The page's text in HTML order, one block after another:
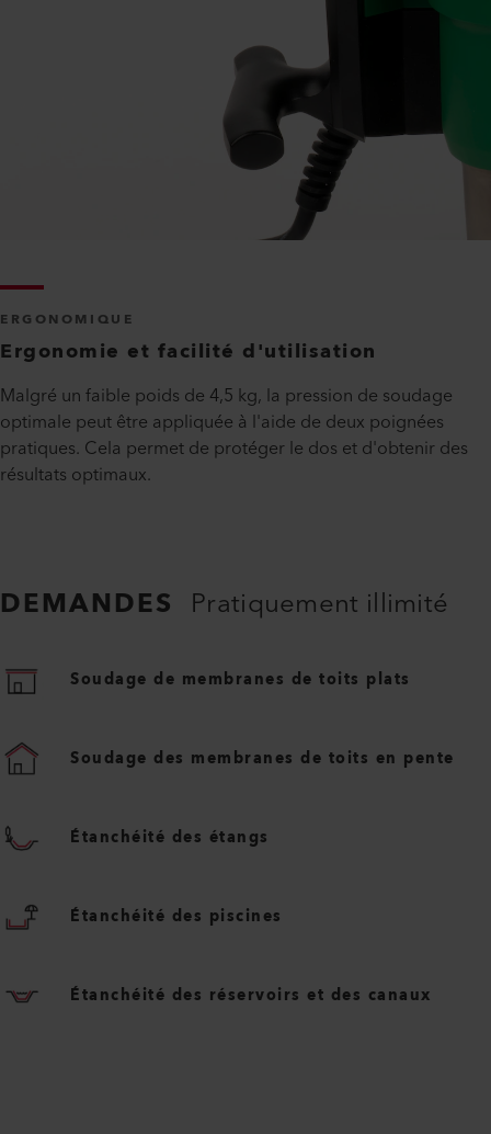
ERGONOMIQUE
Ergonomie et facilité d'utilisation
Malgré un faible poids de 4,5 kg, la pression de soudage
optimale peut être appliquée à l'aide de deux poignées
pratiques. Cela permet de protéger le dos et d'obtenir des
résultats optimaux.
DEMANDES Pratiquement illimité
Soudage de membranes de toits plats
Soudage des membranes de toits en pente
Étanchéité des étangs
Étanchéité des piscines
Étanchéité des réservoirs et des canaux